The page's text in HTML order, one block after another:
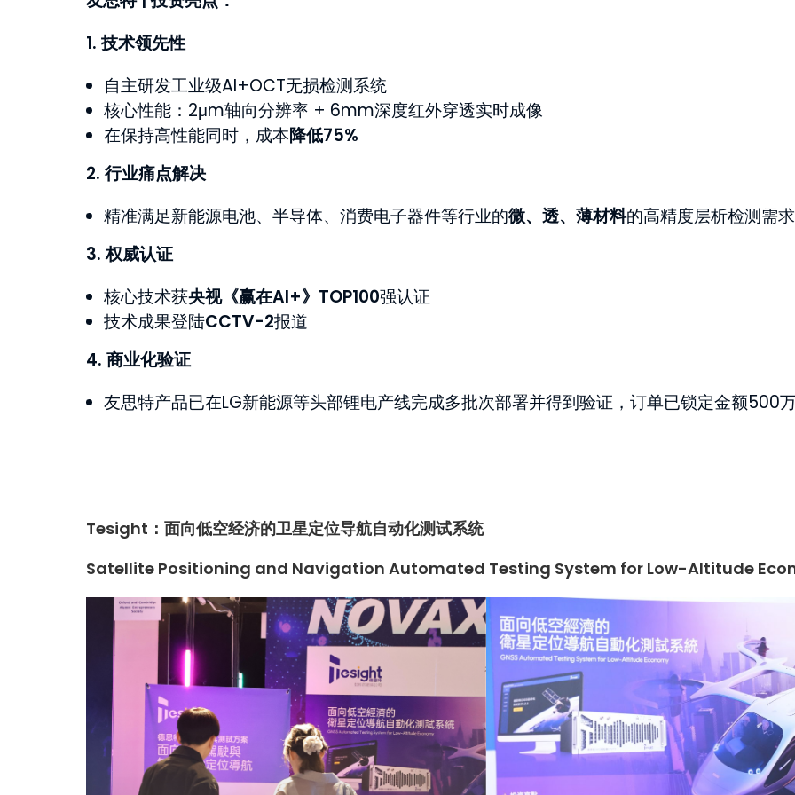
1. 技术领先性
自主研发工业级AI+OCT无损检测系统
核心性能：2μm轴向分辨率 + 6mm深度红外穿透实时成像
在保持高性能同时，成本降低75%
2. 行业痛点解决
精准满足新能源电池、半导体、消费电子器件等行业的微、透、薄材料的高精度层析检测需
3. 权威认证
核心技术获央视《赢在AI+》TOP100强认证
技术成果登陆CCTV-2报道
4. 商业化验证
友思特产品已在LG新能源等头部锂电产线完成多批次部署并得到验证，订单已锁定金额500
Tesight ： 面向低空经济的卫星定位导航自动化测试系统
Satellite Positioning and Navigation Automated Testing System for Low-Altitude